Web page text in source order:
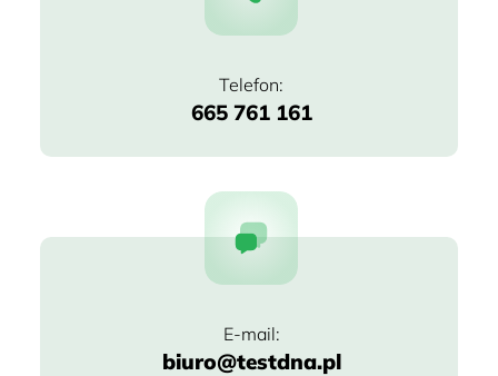
665 761 161
biuro@testdna.pl